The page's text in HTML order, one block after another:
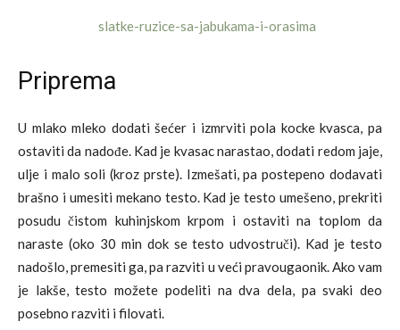
Priprema
U mlako mleko dodati šećer i izmrviti pola kocke kvasca, pa
ostaviti da nadođe. Kad je kvasac narastao, dodati redom jaje,
ulje i malo soli (kroz prste). Izmešati, pa postepeno dodavati
brašno i umesiti mekano testo. Kad je testo umešeno, prekriti
posudu čistom kuhinjskom krpom i ostaviti na toplom da
naraste (oko 30 min dok se testo udvostruči). Kad je testo
nadošlo, premesiti ga, pa razviti u veći pravougaonik. Ako vam
je lakše, testo možete podeliti na dva dela, pa svaki deo
posebno razviti i filovati.